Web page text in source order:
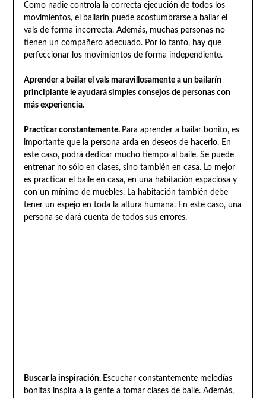
Como nadie controla la correcta ejecución de todos los
movimientos, el bailarín puede acostumbrarse a bailar el
vals de forma incorrecta. Además, muchas personas no
tienen un compañero adecuado. Por lo tanto, hay que
perfeccionar los movimientos de forma independiente.
Aprender a bailar el vals maravillosamente a un bailarín
principiante le ayudará simples consejos de personas con
más experiencia.
Practicar constantemente. Para aprender a bailar bonito, es
importante que la persona arda en deseos de hacerlo. En
este caso, podrá dedicar mucho tiempo al baile. Se puede
entrenar no sólo en clases, sino también en casa. Lo mejor
es practicar el baile en casa, en una habitación espaciosa y
con un mínimo de muebles. La habitación también debe
tener un espejo en toda la altura humana. En este caso, una
persona se dará cuenta de todos sus errores.
Buscar la inspiración. Escuchar constantemente melodías
bonitas inspira a la gente a tomar clases de baile. Además,